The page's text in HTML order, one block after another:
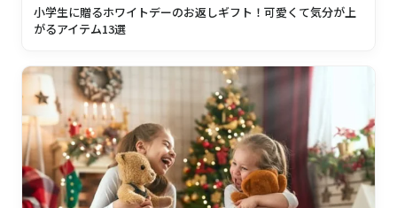
小学生に贈るホワイトデーのお返しギフト！可愛くて気分が上
がるアイテム13選